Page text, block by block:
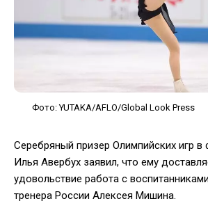
Фото: YUTAKA/AFLO/Global Look Press
Серебряный призер Олимпийских игр в
Илья Авербух заявил, что ему
удовольствие работа с
тренера России Алексея Мишина.